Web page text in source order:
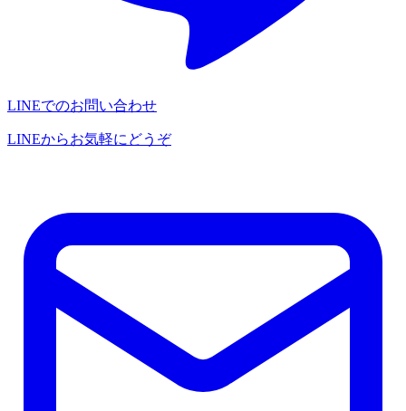
LINEでのお問い合わせ
LINEからお気軽にどうぞ